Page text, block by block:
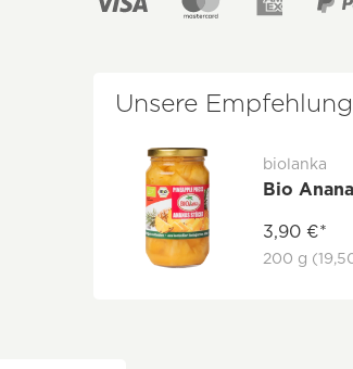
Unsere Empfehlung
biolanka
Bio
3,90 €*
200 g